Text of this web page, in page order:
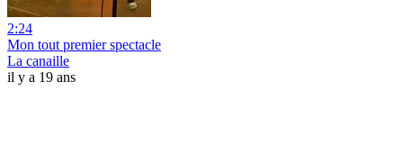
2:24
Mon tout premier spectacle
La canaille
il y a 19 ans